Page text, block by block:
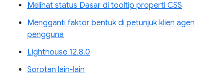
Melihat status Dasar di tooltip properti CSS
Mengganti faktor bentuk di petunjuk klien agen
pengguna
Lighthouse 12.8.0
Sorotan lain-lain